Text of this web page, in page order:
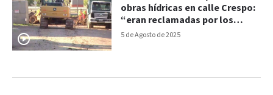
5 de Agosto de 2025
obras hídricas en calle Crespo:
“eran reclamadas por los
vecinos”